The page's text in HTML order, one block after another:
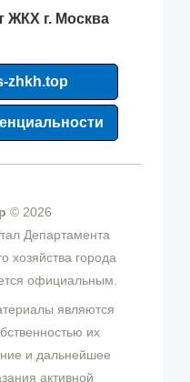
ЖКХ г. Москва
zhkh.top
© 2026
Департамента
хозяйства города
официальным.
являются
их
и дальнейшее
активной